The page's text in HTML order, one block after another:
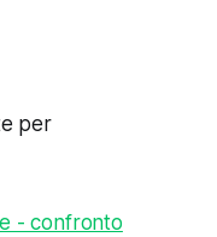
per
- confronto